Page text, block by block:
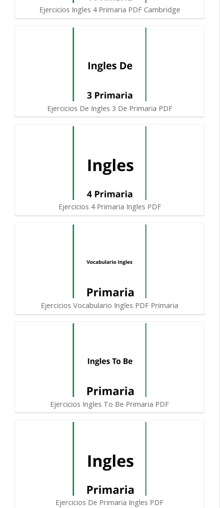
Ejercicios Ingles 4 Primaria PDF Cambridge
Ejercicios De Ingles 3 De Primaria PDF
Ejercicios 4 Primaria Ingles PDF
Ejercicios Vocabulario Ingles PDF Primaria
Ejercicios Ingles To Be Primaria PDF
Ejercicios De Primaria Ingles PDF